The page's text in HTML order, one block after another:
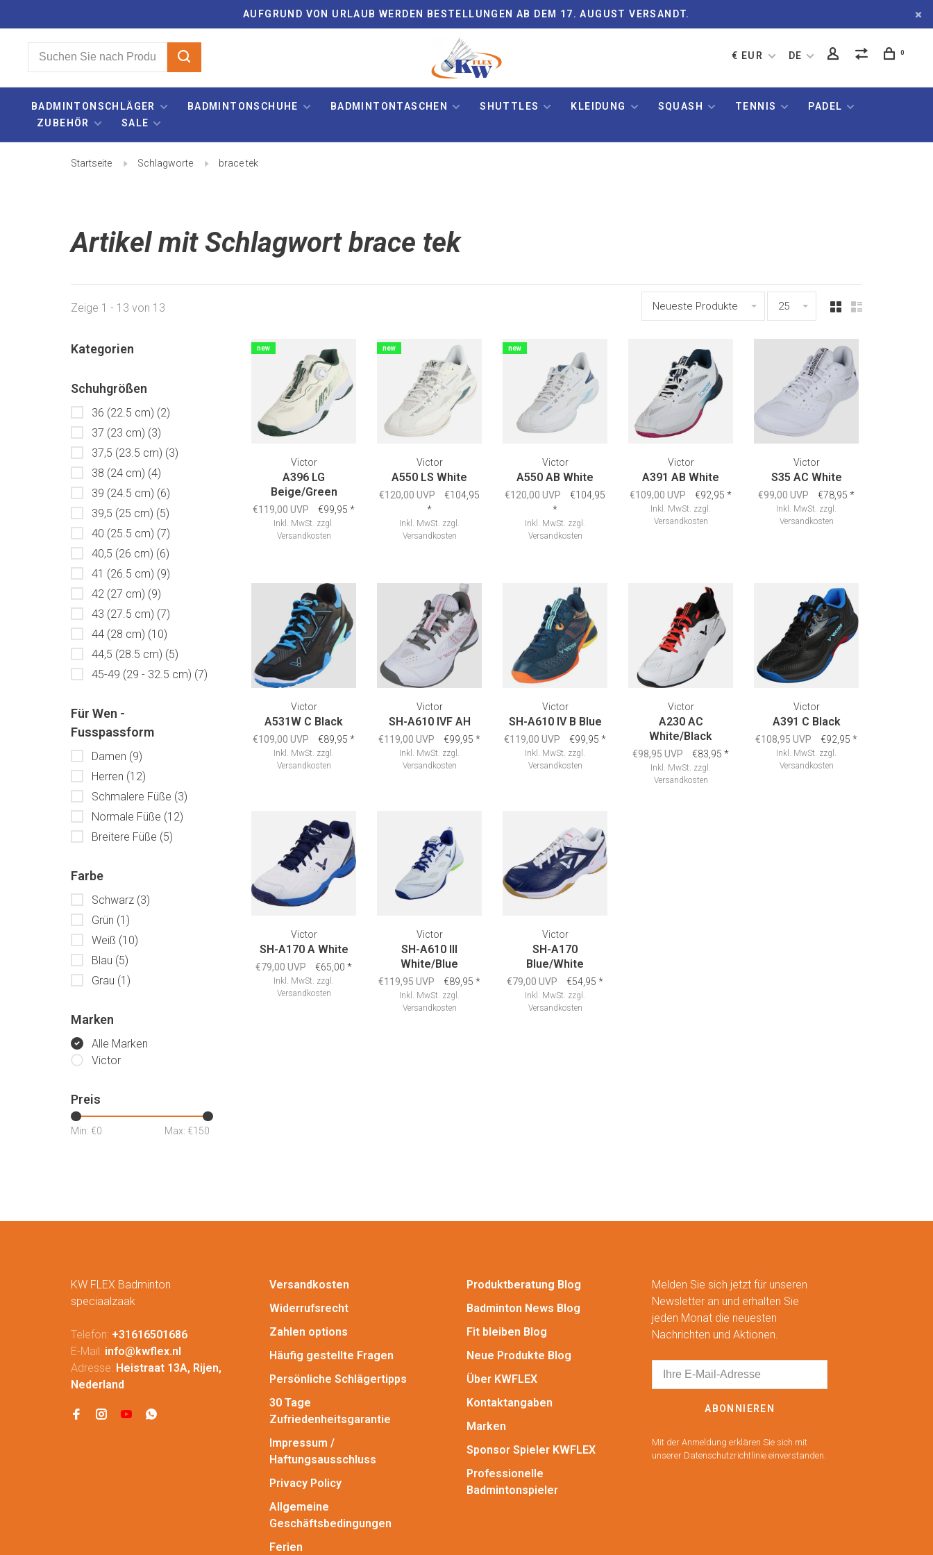
AUFGRUND VON URLAUB WERDEN BESTELLUNGEN AB DEM 17. AUGUST VERSANDT.
€ EUR DE 0
BADMINTONSCHLÄGER BADMINTONSCHUHE BADMINTONTASCHEN SHUTTLES KLEIDUNG SQUASH TENNIS
PADEL
ZUBEHÖR
SALE
Startseite Schlagworte brace tek
Artikel mit Schlagwort brace tek
Zeige 1 - 13 von 13 Neueste Produkte 25
Kategorien
Schuhgrößen
36 (22.5 cm) (2)
37 (23 cm) (3)
37,5 (23.5 cm) (3)
38 (24 cm) (4)
39 (24.5 cm) (6)
39,5 (25 cm) (5)
40 (25.5 cm) (7)
40,5 (26 cm) (6)
41 (26.5 cm) (9)
42 (27 cm) (9)
43 (27.5 cm) (7)
44 (28 cm) (10)
44,5 (28.5 cm) (5)
45-49 (29 - 32.5 cm) (7)
Für Wen -
Fusspassform
Damen (9)
Herren (12)
Schmalere Füße (3)
Normale Füße (12)
Breitere Füße (5)
Farbe
Schwarz (3)
Grün (1)
Weiß (10)
Blau (5)
Grau (1)
Marken
Alle Marken
Victor
Preis
Min: €0 Max: €150
new
Victor
A396 LG
Beige/Green
€119,00 UVP €99,95 *
Inkl. MwSt. zzgl.
Versandkosten
new
Victor
A550 LS White
€120,00 UVP
€104,95
*
Inkl. MwSt. zzgl.
Versandkosten
new
Victor
A550 AB White
€120,00 UVP
€104,95
*
Inkl. MwSt. zzgl.
Versandkosten
Victor
A391 AB White
€109,00 UVP €92,95 *
Inkl. MwSt. zzgl.
Versandkosten
Victor
S35 AC White
€99,00 UVP €78,95 *
Inkl. MwSt. zzgl.
Versandkosten
Victor
A531W C Black
€109,00 UVP €89,95 *
Inkl. MwSt. zzgl.
Versandkosten
Victor
SH-A610 IVF AH
€119,00 UVP €99,95 *
Inkl. MwSt. zzgl.
Versandkosten
Victor
SH-A610 IV B Blue
€119,00 UVP €99,95 *
Inkl. MwSt. zzgl.
Versandkosten
Victor
A230 AC
White/Black
€98,95 UVP €83,95 *
Inkl. MwSt. zzgl.
Versandkosten
Victor
A391 C Black
€108,95 UVP €92,95 *
Inkl. MwSt. zzgl.
Versandkosten
Victor
SH-A170 A White
€79,00 UVP €65,00 *
Inkl. MwSt. zzgl.
Versandkosten
Victor
SH-A610 III
White/Blue
€119,95 UVP €89,95 *
Inkl. MwSt. zzgl.
Versandkosten
Victor
SH-A170
Blue/White
€79,00 UVP €54,95 *
Inkl. MwSt. zzgl.
Versandkosten
KW FLEX Badminton
speciaalzaak
Telefon: +31616501686
E-Mail: info@kwflex.nl
Adresse: Heistraat 13A, Rijen,
Nederland
Versandkosten
Widerrufsrecht
Zahlen options
Häufig gestellte Fragen
Persönliche Schlägertipps
30 Tage
Zufriedenheitsgarantie
Impressum /
Haftungsausschluss
Privacy Policy
Allgemeine
Geschäftsbedingungen
Ferien
Produktberatung Blog
Badminton News Blog
Fit bleiben Blog
Neue Produkte Blog
Über KWFLEX
Kontaktangaben
Marken
Sponsor Spieler KWFLEX
Professionelle
Badmintonspieler
Melden Sie sich jetzt für unseren
Newsletter an und erhalten Sie
jeden Monat die neuesten
Nachrichten und Aktionen.
ABONNIEREN
Mit der Anmeldung erklären Sie sich mit
unserer Datenschutzrichtlinie einverstanden.